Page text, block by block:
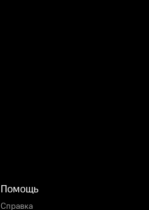
Помощь
Справка